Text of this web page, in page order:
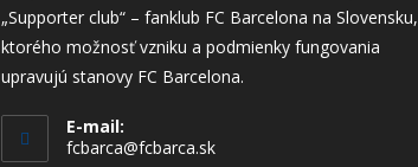
„Supporter club“ – fanklub FC Barcelona na Slovensku,
ktorého možnosť vzniku a podmienky fungovania
upravujú stanovy FC Barcelona.
E-mail:
fcbarca@fcbarca.sk